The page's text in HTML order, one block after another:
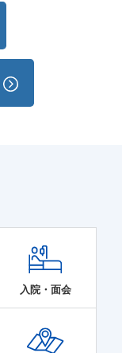
入院・面会